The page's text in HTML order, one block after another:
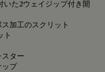
いた2ウェイジップ付き開
加工のスクリット
ト
ター
ップ